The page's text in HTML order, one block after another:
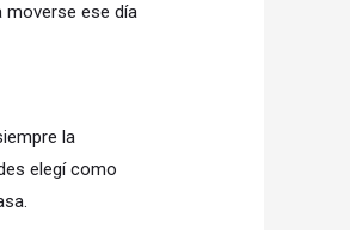
moverse ese día
la
elegí como